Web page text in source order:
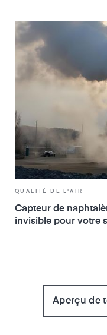
QUALITÉ DE L'AIR
Capteur de
invisible pour votre
Aperçu de